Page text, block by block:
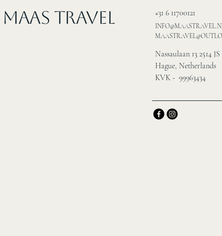
MAAS Travel +31 6 11700121
Nassaulaan 13 2514
Hague, Netherlands
KVK - 99963434